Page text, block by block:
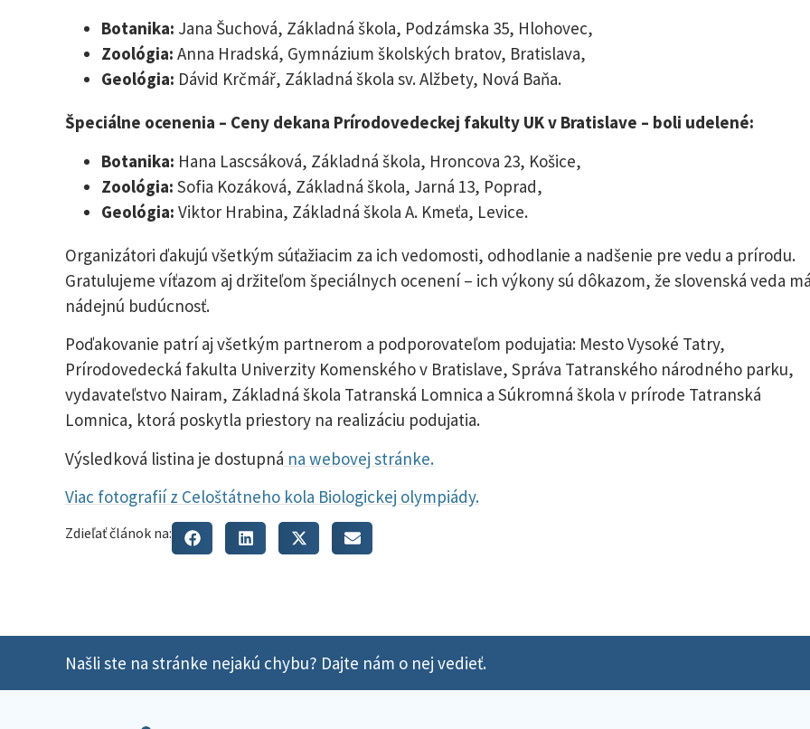
Botanika: Jana Šuchová, Základná škola, Podzámska 35, Hlohovec,
Zoológia: Anna Hradská, Gymnázium školských bratov, Bratislava,
Geológia: Dávid Krčmář, Základná škola sv. Alžbety, Nová Baňa.
Špeciálne ocenenia – Ceny dekana Prírodovedeckej fakulty UK v Bratislave – boli udelené:
Botanika: Hana Lascsáková, Základná škola, Hroncova 23, Košice,
Zoológia: Sofia Kozáková, Základná škola, Jarná 13, Poprad,
Geológia: Viktor Hrabina, Základná škola A. Kmeťa, Levice.
Organizátori ďakujú všetkým súťažiacim za ich vedomosti, odhodlanie a nadšenie pre vedu a prírodu.
Gratulujeme víťazom aj držiteľom špeciálnych ocenení – ich výkony sú dôkazom, že slovenská veda
nádejnú budúcnosť.
Poďakovanie patrí aj všetkým partnerom a podporovateľom podujatia: Mesto Vysoké Tatry,
Prírodovedecká fakulta Univerzity Komenského v Bratislave, Správa Tatranského národného parku,
vydavateľstvo Nairam, Základná škola Tatranská Lomnica a Súkromná škola v prírode Tatranská
Lomnica, ktorá poskytla priestory na realizáciu podujatia.
Výsledková listina je dostupná na webovej stránke.
Viac fotografií z Celoštátneho kola Biologickej olympiády.
Zdieľať článok na:
Našli ste na stránke nejakú chybu? Dajte nám o nej vedieť.